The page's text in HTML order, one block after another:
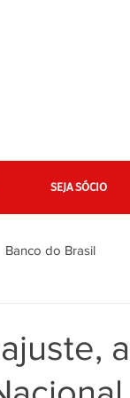
SEJA SÓCIO
Banco do Brasil
Jurídico